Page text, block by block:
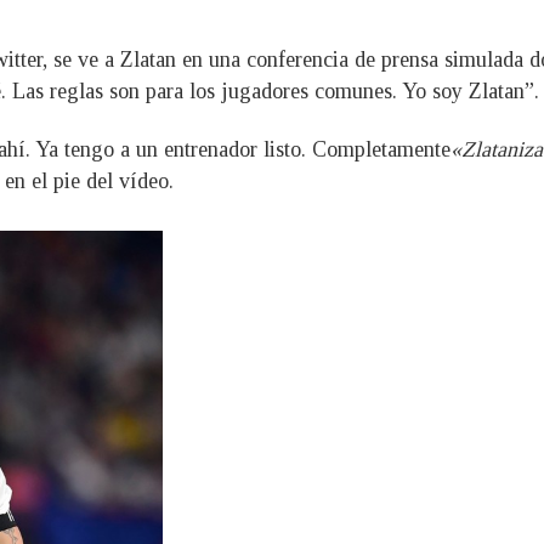
se ve a Zlatan en una conferencia de prensa simulada
reglas son para los jugadores comunes. Yo soy Zlatan”.
Ya tengo a un entrenador listo. Completamente
el pie del vídeo.